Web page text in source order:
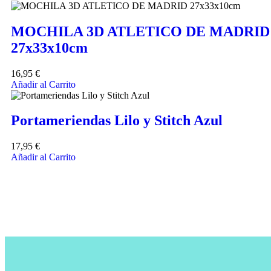
MOCHILA 3D ATLETICO DE MADRID
27x33x10cm
16,95 €
Añadir al Carrito
Portameriendas Lilo y Stitch Azul
17,95 €
Añadir al Carrito